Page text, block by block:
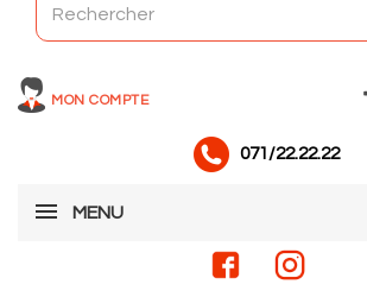
MON COMPTE
071/22.22.22
MENU